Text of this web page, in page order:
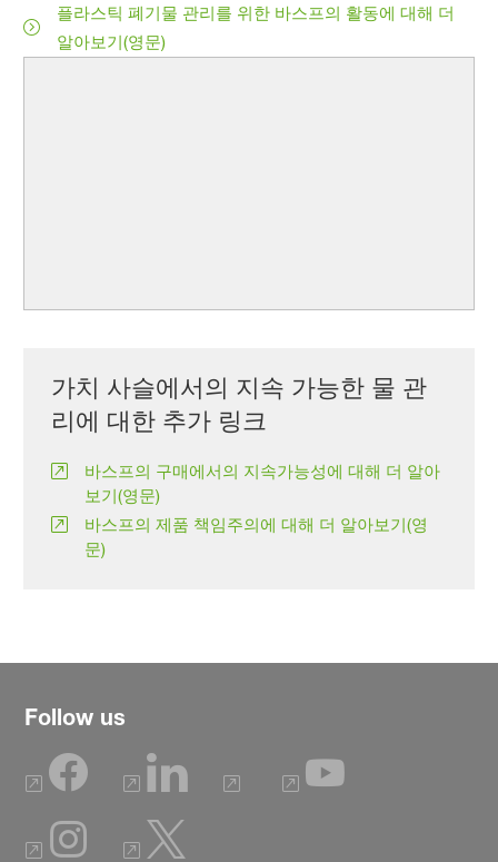
플라스틱 폐기물 관리를 위한 바스프의 활동에 대해 더
알아보기(영문)
가치 사슬에서의 지속 가능한 물 관
리에 대한 추가 링크
바스프의 구매에서의 지속가능성에 대해 더 알아
보기(영문)
바스프의 제품 책임주의에 대해 더 알아보기(영
문)
Follow us